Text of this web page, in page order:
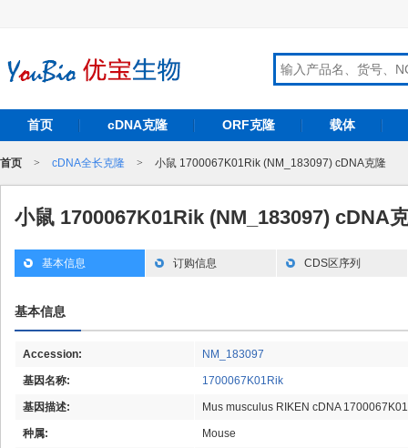
首页 cDNA克隆 ORF克隆 载体
首页 > cDNA全长克隆 > 小鼠 1700067K01Rik (NM_183097) cDNA克隆
小鼠 1700067K01Rik (NM_183097) cDNA
基本信息 订购信息 CDS区序列
基本信息
Accession: NM_183097
基因名称: 1700067K01Rik
基因描述: Mus musculus RIKEN cDNA
种属: Mouse